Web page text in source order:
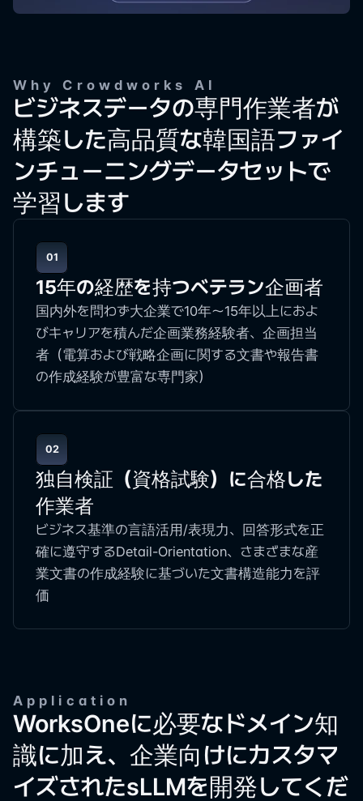
Why Crowdworks AI
ビジネスデータの専門作業者が
構築した高品質な韓国語ファイ
ンチューニングデータセットで
学習します
01
15年の経歴を持つベテラン企画者
国内外を問わず大企業で10年～15年以上におよ
びキャリアを積んだ企画業務経験者、企画担当
者（電算および戦略企画に関する文書や報告書
の作成経験が豊富な専門家）
02
独自検証（資格試験）に合格した
作業者
ビジネス基準の言語活用/表現力、回答形式を正
確に遵守するDetail-Orientation、さまざまな産
業文書の作成経験に基づいた文書構造能力を評
価
Application
WorksOneに必要なドメイン知
識に加え、企業向けにカスタマ
イズされたsLLMを開発してくだ